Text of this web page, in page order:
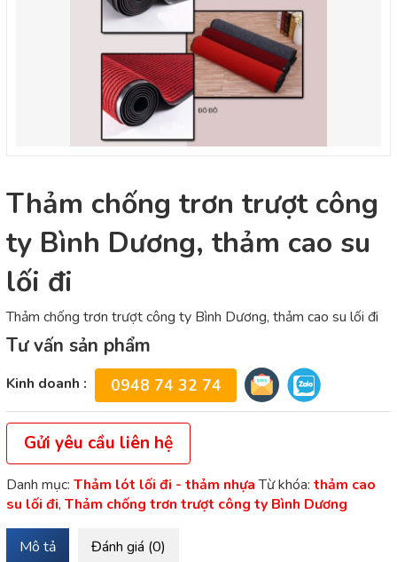
Thảm chống trơn trượt công
ty Bình Dương, thảm cao su
lối đi
Thảm chống trơn trượt công ty Bình Dương, thảm cao su lối đi
Tư vấn sản phẩm
Kinh doanh : 0948 74 32 74
Gửi yêu cầu liên hệ
Danh mục: Thảm lót lối đi - thảm nhựa Từ khóa: thảm cao
su lối đi, Thảm chống trơn trượt công ty Bình Dương
Mô tả Đánh giá (0)